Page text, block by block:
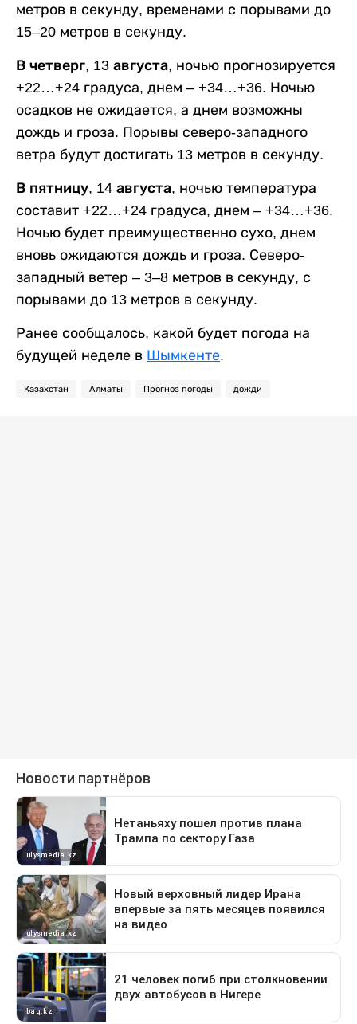
метров в секунду, временами с порывами до
15–20 метров в секунду.
В четверг, 13 августа, ночью прогнозируется
+22…+24 градуса, днем – +34…+36. Ночью
осадков не ожидается, а днем возможны
дождь и гроза. Порывы северо-западного
ветра будут достигать 13 метров в секунду.
В пятницу, 14 августа, ночью температура
составит +22…+24 градуса, днем – +34…+36.
Ночью будет преимущественно сухо, днем
вновь ожидаются дождь и гроза. Северо-
западный ветер – 3–8 метров в секунду, с
порывами до 13 метров в секунду.
Ранее сообщалось, какой будет погода на
будущей неделе в Шымкенте.
Казахстан Алматы Прогноз погоды дожди